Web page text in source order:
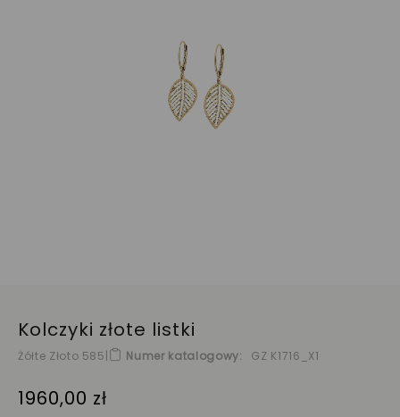
Kolczyki złote listki
Żółte Złoto 585| Numer katalogowy GZ K1716_X1
1960,00 zł